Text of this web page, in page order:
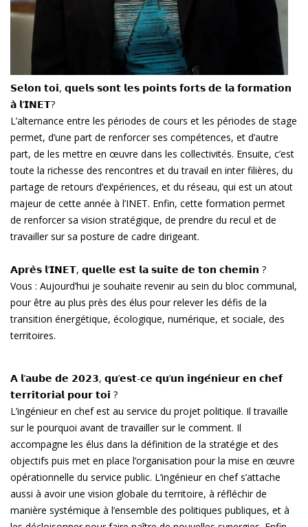
𝗦𝗲𝗹𝗼𝗻 𝘁𝗼𝗶, 𝗾𝘂𝗲𝗹𝘀 𝘀𝗼𝗻𝘁 𝗹𝗲𝘀 𝗽𝗼𝗶𝗻𝘁𝘀 𝗳𝗼𝗿𝘁𝘀 𝗱𝗲 𝗹𝗮 𝗳𝗼𝗿𝗺𝗮𝘁𝗶𝗼𝗻
𝗮̀ 𝗹’𝗜𝗡𝗘𝗧?
L’alternance entre les périodes de cours et les périodes de stage
permet, d’une part de renforcer ses compétences, et d’autre
part, de les mettre en œuvre dans les collectivités. Ensuite, c’est
toute la richesse des rencontres et du travail en inter filières, du
partage de retours d’expériences, et du réseau, qui est un atout
majeur de cette année à l’INET. Enfin, cette formation permet
de renforcer sa vision stratégique, de prendre du recul et de
travailler sur sa posture de cadre dirigeant.
𝗔𝗽𝗿𝗲̀𝘀 𝗹’𝗜𝗡𝗘𝗧, 𝗾𝘂𝗲𝗹𝗹𝗲 𝗲𝘀𝘁 𝗹𝗮 𝘀𝘂𝗶𝘁𝗲 𝗱𝗲 𝘁𝗼𝗻 𝗰𝗵𝗲𝗺𝗶𝗻 ?
Vous : Aujourd’hui je souhaite revenir au sein du bloc communal,
pour être au plus près des élus pour relever les défis de la
transition énergétique, écologique, numérique, et sociale, des
territoires.
𝗔 𝗹’𝗮𝘂𝗯𝗲 𝗱𝗲 𝟮𝟬𝟮𝟯, 𝗾𝘂’𝗲𝘀𝘁-𝗰𝗲 𝗾𝘂’𝘂𝗻 𝗶𝗻𝗴𝗲́𝗻𝗶𝗲𝘂𝗿 𝗲𝗻 𝗰𝗵𝗲𝗳
𝘁𝗲𝗿𝗿𝗶𝘁𝗼𝗿𝗶𝗮𝗹 𝗽𝗼𝘂𝗿 𝘁𝗼𝗶 ?
L’ingénieur en chef est au service du projet politique. Il travaille
sur le pourquoi avant de travailler sur le comment. Il
accompagne les élus dans la définition de la stratégie et des
objectifs puis met en place l’organisation pour la mise en œuvre
opérationnelle du service public. L’ingénieur en chef s’attache
aussi à avoir une vision globale du territoire, à réfléchir de
manière systémique à l’ensemble des politiques publiques, et à